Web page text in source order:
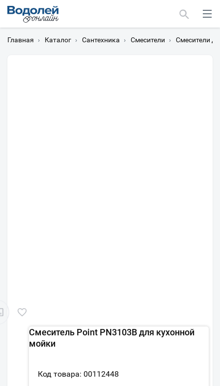
Главная › Каталог › Сантехника › Смесители › Смесители
Смеситель Point PN3103B для кухонной
мойки
Код товара: 00112448